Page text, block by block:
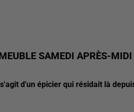
SAMEDI APRÈS-
d'un épicier qui résidait là